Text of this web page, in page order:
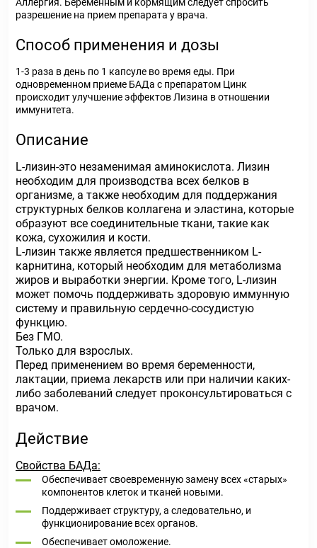
разрешение на прием препарата у врача.
Способ применения и дозы
1-3 раза в день по 1 капсуле во время еды. При
одновременном приеме БАДа с препаратом Цинк
происходит улучшение эффектов Лизина в отношении
иммунитета.
Описание
L-лизин-это незаменимая аминокислота. Лизин
необходим для производства всех белков в
организме, а также необходим для поддержания
структурных белков коллагена и эластина, которые
образуют все соединительные ткани, такие как
кожа, сухожилия и кости.
L-лизин также является предшественником L-
карнитина, который необходим для метаболизма
жиров и выработки энергии. Кроме того, L-лизин
может помочь поддерживать здоровую иммунную
систему и правильную сердечно-сосудистую
функцию.
Без ГМО.
Только для взрослых.
Перед применением во время беременности,
лактации, приема лекарств или при наличии каких-
либо заболеваний следует проконсультироваться с
врачом.
Действие
Свойства БАДа:
Обеспечивает своевременную замену всех «старых»
компонентов клеток и тканей новыми.
Поддерживает структуру, а следовательно, и
функционирование всех органов.
Обеспечивает омоложение.